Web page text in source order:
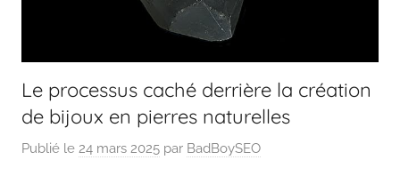
Le processus caché derrière la création
de bijoux en pierres naturelles
Publié le 24 mars 2025 par BadBoySEO